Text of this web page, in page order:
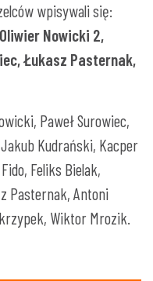
wpisywali się:
Nowicki 2,
Łukasz Pasternak,
Paweł Surowiec,
Kudrański, Kacper
Feliks Bielak,
Pasternak, Antoni
Wiktor Mrozik.